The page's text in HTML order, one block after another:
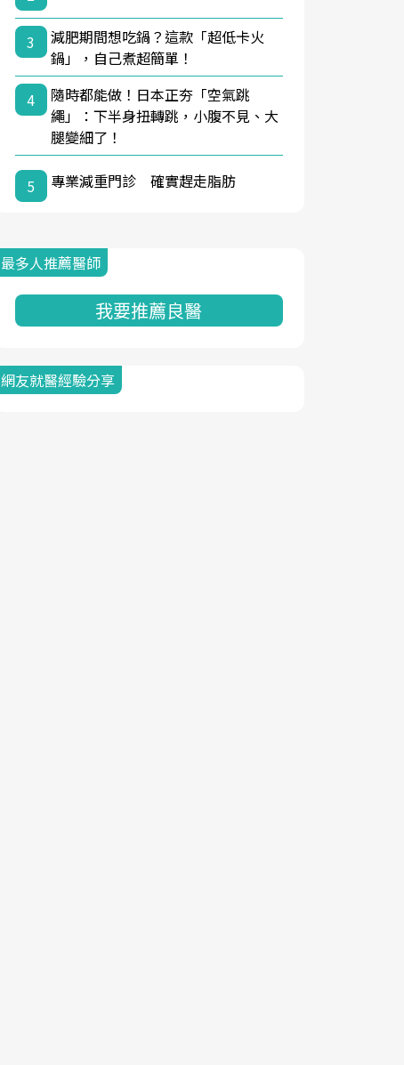
3
減肥期間想吃鍋？這款「超低卡火
鍋」，自己煮超簡單！
4
隨時都能做！日本正夯「空氣跳
繩」：下半身扭轉跳，小腹不見、大
腿變細了！
5 專業減重門診 確實趕走脂肪
最多人推薦醫師
我要推薦良醫
網友就醫經驗分享